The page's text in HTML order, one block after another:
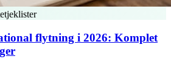
flytning i 2026: Komplet